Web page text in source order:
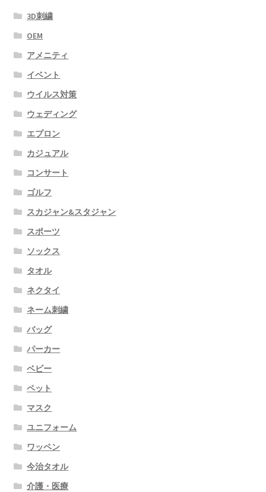
3D刺繍
OEM
アメニティ
イベント
ウイルス対策
ウェディング
エプロン
カジュアル
コンサート
ゴルフ
スカジャン&スタジャン
スポーツ
ソックス
タオル
ネクタイ
ネーム刺繍
バッグ
パーカー
ベビー
ペット
マスク
ユニフォーム
ワッペン
今治タオル
介護・医療